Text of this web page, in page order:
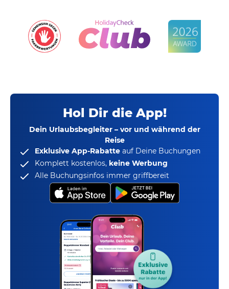
Hol Dir die App!
Dein Urlaubsbegleiter – vor und während der
Reise
Exklusive App-Rabatte auf Deine Buchungen
Komplett kostenlos, keine Werbung
Alle Buchungsinfos immer griffbereit